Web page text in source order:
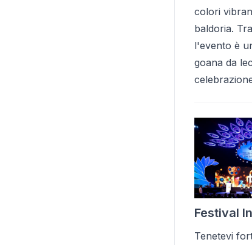
colori
baldoria.
l'evento è
goana da
Festival
Tenetevi